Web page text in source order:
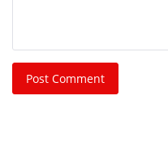
Post Comment